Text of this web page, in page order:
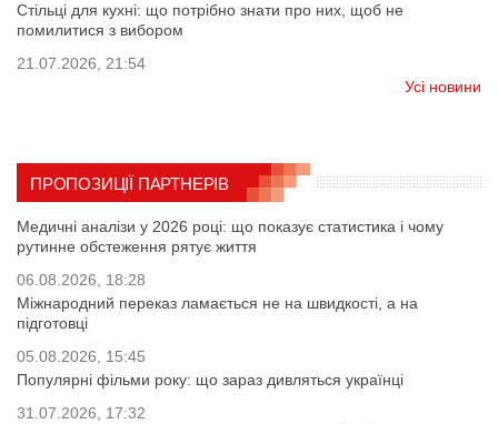
Стільці для кухні: що потрібно знати про них, щоб не
помилитися з вибором
21.07.2026, 21:54
Усі новини
ПРОПОЗИЦІЇ ПАРТНЕРІВ
Медичні аналізи у 2026 році: що показує статистика і чому
рутинне обстеження рятує життя
06.08.2026, 18:28
Міжнародний переказ ламається не на швидкості, а на
підготовці
05.08.2026, 15:45
Популярні фільми року: що зараз дивляться українці
31.07.2026, 17:32